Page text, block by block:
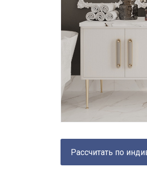
Рассчитать по